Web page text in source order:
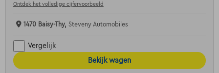
Ontdek het volledige cijfervoorbeeld
1470 Baisy-Thy, Steveny Automobiles
Vergelijk
Bekijk wagen